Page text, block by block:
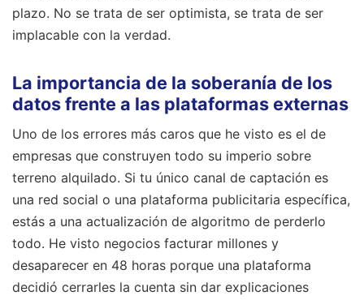
plazo. No se trata de ser optimista, se trata de ser
implacable con la verdad.
La importancia de la soberanía de los
datos frente a las plataformas externas
Uno de los errores más caros que he visto es el de
empresas que construyen todo su imperio sobre
terreno alquilado. Si tu único canal de captación es
una red social o una plataforma publicitaria específica,
estás a una actualización de algoritmo de perderlo
todo. He visto negocios facturar millones y
desaparecer en 48 horas porque una plataforma
decidió cerrarles la cuenta sin dar explicaciones